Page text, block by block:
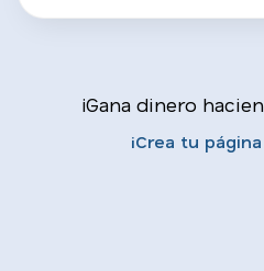
¡Gana dinero
¡Crea tu